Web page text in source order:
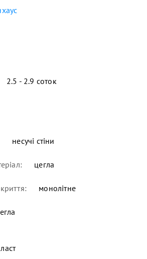
2.5 - 2.9 соток
несучі стіни
цегла
монолітне